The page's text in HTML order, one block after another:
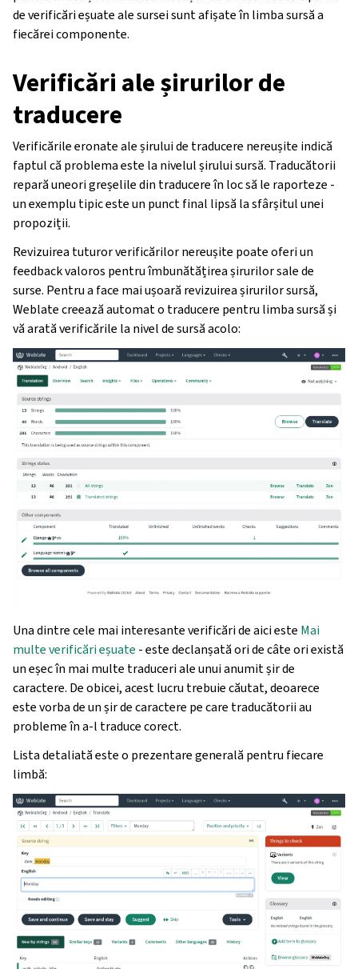
de verificări eșuate ale sursei sunt afișate în limba sursă a
fiecărei componente.
Verificări ale șirurilor de
traducere
Verificările eronate ale șirului de traducere nereușite indică
faptul că problema este la nivelul șirului sursă. Traducătorii
repară uneori greșelile din traducere în loc să le raporteze -
un exemplu tipic este un punct final lipsă la sfârșitul unei
propoziții.
Revizuirea tuturor verificărilor nereușite poate oferi un
feedback valoros pentru îmbunătățirea șirurilor sale de
surse. Pentru a face mai ușoară revizuirea șirurilor sursă,
Weblate creează automat o traducere pentru limba sursă și
vă arată verificările la nivel de sursă acolo:
Una dintre cele mai interesante verificări de aici este Mai
multe verificări eșuate - este declanșată ori de câte ori există
un eșec în mai multe traduceri ale unui anumit șir de
caractere. De obicei, acest lucru trebuie căutat, deoarece
este vorba de un șir de caractere pe care traducătorii au
probleme în a-l traduce corect.
Lista detaliată este o prezentare generală pentru fiecare
limbă: